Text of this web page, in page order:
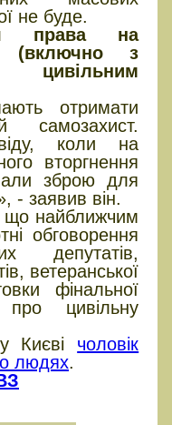
не буде.
права на
(включно з
цивільним
отримати
коли на
вторгнення
зброю для
- заявив він.
найближчим
обговорення
депутатів,
ветеранської
фінальної
про цивільну
Києві чоловік
людях.